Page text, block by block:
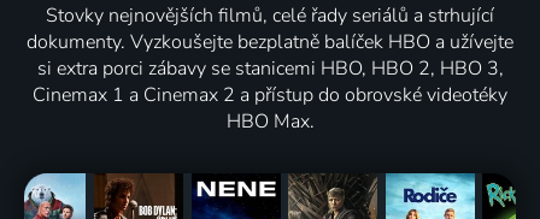
Stovky nejnovějších filmů, celé řady seriálů a strhující
dokumenty. Vyzkoušejte bezplatně balíček HBO a užívejte
si extra porci zábavy se stanicemi HBO, HBO 2, HBO 3,
Cinemax 1 a Cinemax 2 a přístup do obrovské videotéky
HBO Max.